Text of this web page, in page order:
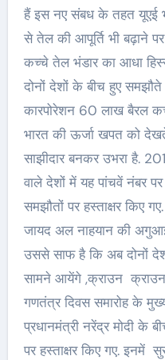
हैं इस नए संबध के तहत यूएई
से तेल की आपूर्ति भी बढ़ाने
कच्चे तेल भंडार का आधा
दोनों देशों के बीच हुए
कारपोरेशन 60 लाख बैरल
भारत की ऊर्जा खपत को
साझीदार बनकर उभरा है.
वाले देशों में यह पांचवें नंबर
समझौतों पर हस्ताक्षर किए
जायद अल नाहयान की
उससे साफ है कि अब दोनों
सामने आयेंगे ,क्राउन
गणतंत्र दिवस समारोह के
प्रधानमंत्री नरेंद्र मोदी के
पर हस्ताक्षर किए गए. इनमें